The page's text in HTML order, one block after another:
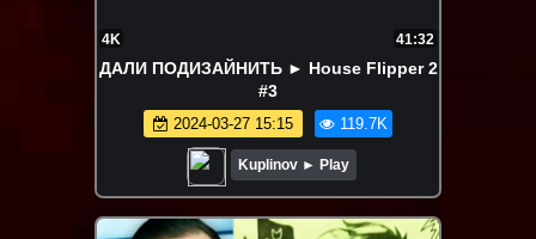
4K 41:32
ДАЛИ ПОДИЗАЙНИТЬ ► House Flipper 2
#3
2024-03-27 15:15 119.7K
Kuplinov ► Play